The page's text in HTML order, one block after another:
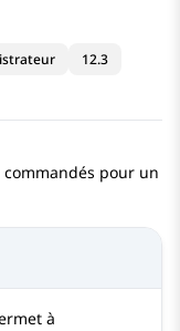
12.3
pour un
à